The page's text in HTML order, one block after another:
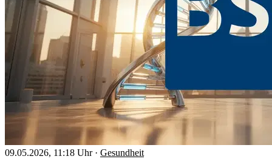
09.05.2026, 11:18 Uhr · Gesundheit